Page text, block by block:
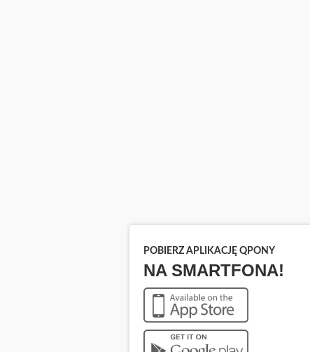
POBIERZ APLIKACJĘ QPONY
NA SMARTFONA!